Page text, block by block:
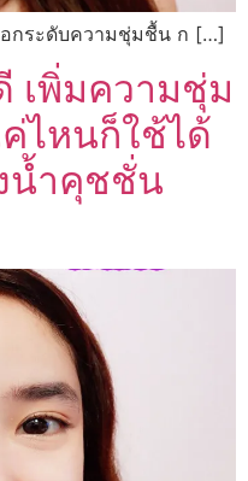
กระดับความชุ่มชื้น ก […]
เพิ่มความชุ่ม
ไหนก็ใช้ได้
น้ำคุชชั่น